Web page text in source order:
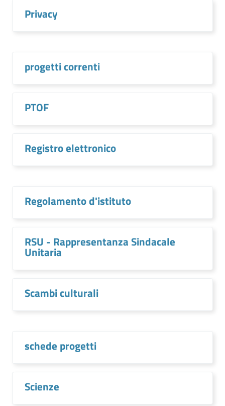
Privacy
progetti correnti
PTOF
Registro elettronico
Regolamento d'istituto
RSU - Rappresentanza Sindacale
Unitaria
Scambi culturali
schede progetti
Scienze